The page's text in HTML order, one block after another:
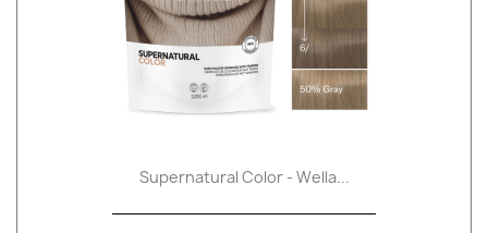
Supernatural Color - Wella...